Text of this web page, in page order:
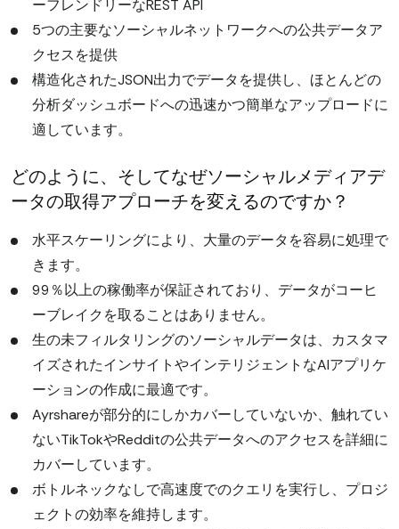
ーフレンドリーなREST API
5つの主要なソーシャルネットワークへの公共データア
クセスを提供
構造化されたJSON出力でデータを提供し、ほとんどの
分析ダッシュボードへの迅速かつ簡単なアップロードに
適しています。
どのように、そしてなぜソーシャルメディアデ
ータの取得アプローチを変えるのですか？
水平スケーリングにより、大量のデータを容易に処理で
きます。
99％以上の稼働率が保証されており、データがコーヒ
ーブレイクを取ることはありません。
生の未フィルタリングのソーシャルデータは、カスタマ
イズされたインサイトやインテリジェントなAIアプリケ
ーションの作成に最適です。
Ayrshareが部分的にしかカバーしていないか、触れてい
ないTikTokやRedditの公共データへのアクセスを詳細に
カバーしています。
ボトルネックなしで高速度でのクエリを実行し、プロジ
ェクトの効率を維持します。